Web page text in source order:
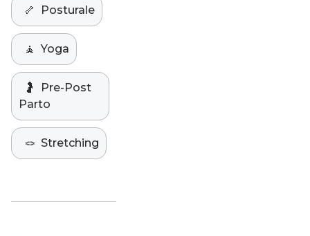
🦴 Posturale
🧘 Yoga
🤰
Pre-Post
Parto
🪢 Stretching